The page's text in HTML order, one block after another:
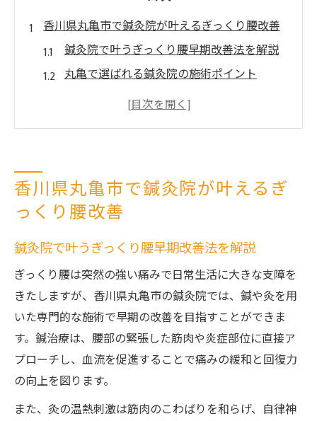
香川県丸亀市で鍼灸院が叶えるぎっくり腰改善
鍼灸院で叶うぎっくり腰早期改善法を解説
丸亀で選ばれる鍼灸院の施術ポイント
鍼灸院による腰痛改善の流れと注意点
突然の痛みも安心へ導く鍼灸院の実力
鍼灸院が急なぎっくり腰に強い理由とは
香川県鍼灸院の即効アプローチと効果
痛み対策で選ぶ鍼灸院の施術事例を紹介
丸亀の鍼灸院が提供する安心の施術環境
鍼灸院で得られる安心感と信頼の秘訣
ぎっくり腰に悩むなら鍼灸治療が有力な理由
鍼灸院が選ばれるぎっくり腰改善の根拠
鍼灸治療の特長と腰痛への有効性を解説
丸亀でぎっくり腰に効く鍼灸治療の流れ
香川県丸亀市で鍼灸院が叶えるぎ
っくり腰改善
鍼灸院で叶うぎっくり腰早期改善法を解説
ぎっくり腰は突然の強い痛みで日常生活に大きな支障を
きたしますが、香川県丸亀市の鍼灸院では、鍼や灸を用
いた専門的な施術で早期の改善を目指すことができま
す。鍼治療は、腰部の緊張した筋肉や炎症部位に直接ア
プローチし、血流を促進することで痛みの緩和と回復力
の向上を図ります。
また、灸の温熱刺激は筋肉のこわばりを和らげ、自律神